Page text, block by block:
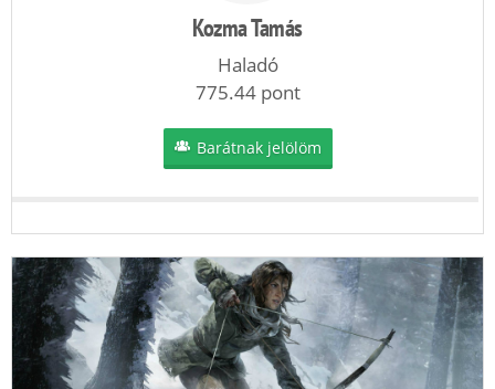
Kozma Tamás
Haladó
775.44 pont
Barátnak jelölöm